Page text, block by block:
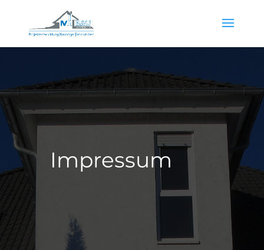
Impressum